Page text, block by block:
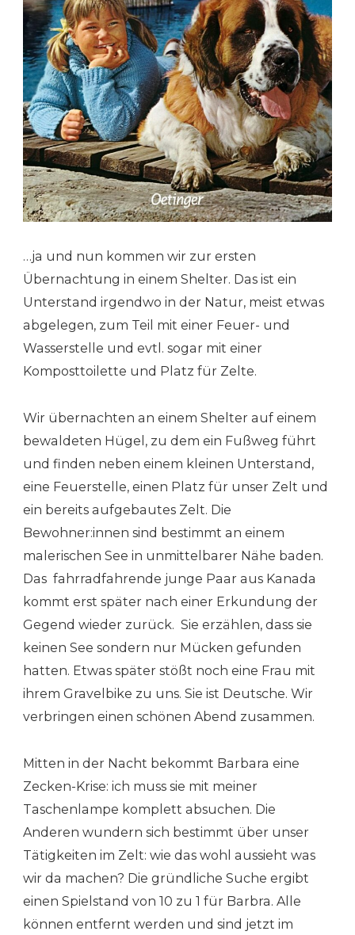
…ja und nun kommen wir zur ersten
Übernachtung in einem Shelter. Das ist ein
Unterstand irgendwo in der Natur, meist etwas
abgelegen, zum Teil mit einer Feuer- und
Wasserstelle und evtl. sogar mit einer
Komposttoilette und Platz für Zelte.
Wir übernachten an einem Shelter auf einem
bewaldeten Hügel, zu dem ein Fußweg führt
und finden neben einem kleinen Unterstand,
eine Feuerstelle, einen Platz für unser Zelt und
ein bereits aufgebautes Zelt. Die
Bewohner:innen sind bestimmt an einem
malerischen See in unmittelbarer Nähe baden.
Das fahrradfahrende junge Paar aus Kanada
kommt erst später nach einer Erkundung der
Gegend wieder zurück. Sie erzählen, dass sie
keinen See sondern nur Mücken gefunden
hatten. Etwas später stößt noch eine Frau mit
ihrem Gravelbike zu uns. Sie ist Deutsche. Wir
verbringen einen schönen Abend zusammen.
Mitten in der Nacht bekommt Barbara eine
Zecken-Krise: ich muss sie mit meiner
Taschenlampe komplett absuchen. Die
Anderen wundern sich bestimmt über unser
Tätigkeiten im Zelt: wie das wohl aussieht was
wir da machen? Die gründliche Suche ergibt
einen Spielstand von 10 zu 1 für Barbra. Alle
können entfernt werden und sind jetzt im